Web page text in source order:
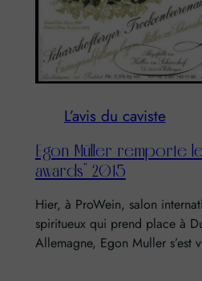
L’avis du caviste
Egon Müller remporte
awards” 2015
Hier, à ProWein, salon
spiritueux qui prend place à
Allemagne, Egon Muller s’est